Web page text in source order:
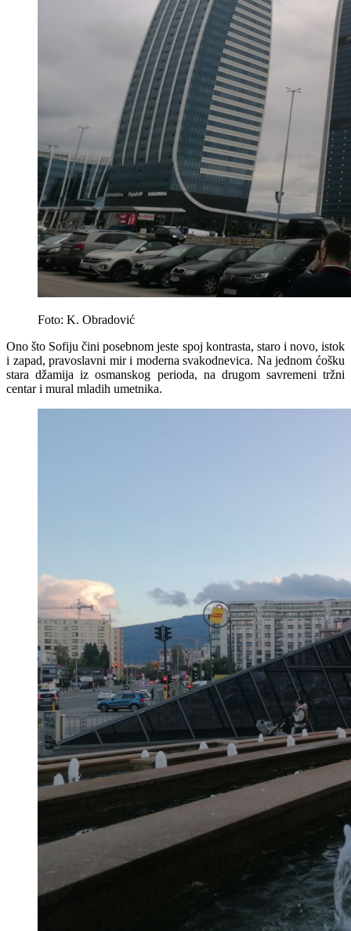
Foto: K. Obradović
Ono što Sofiju čini posebnom jeste spoj kontrasta, staro i novo, istok
i zapad, pravoslavni mir i moderna svakodnevica. Na jednom ćošku
stara džamija iz osmanskog perioda, na drugom savremeni tržni
centar i mural mladih umetnika.